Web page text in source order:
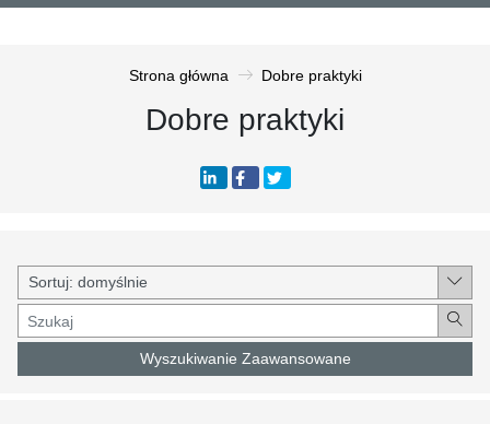
Strona główna Dobre praktyki
Dobre praktyki
Wyszukiwanie Zaawansowane